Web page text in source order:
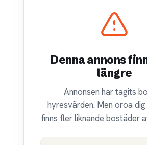
Denna annons
längre
Annonsen har tagits
hyresvärden. Men oroa
finns fler liknande bostäder